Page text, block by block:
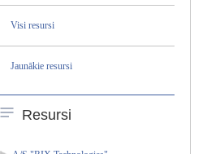
Visi resursi
Jaunākie resursi
Resursi